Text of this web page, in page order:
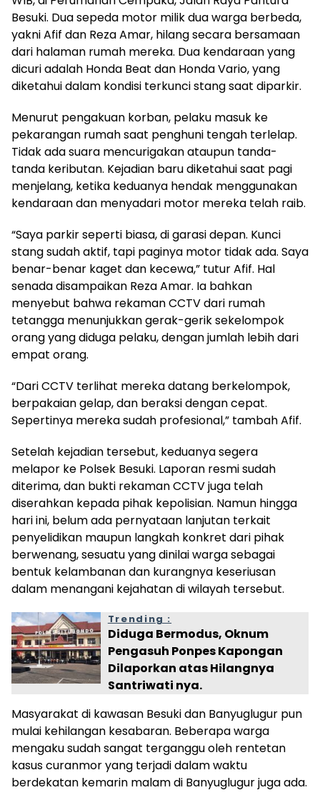
Besuki. Dua sepeda motor milik dua warga berbeda,
yakni Afif dan Reza Amar, hilang secara bersamaan
dari halaman rumah mereka. Dua kendaraan yang
dicuri adalah Honda Beat dan Honda Vario, yang
diketahui dalam kondisi terkunci stang saat diparkir.
Menurut pengakuan korban, pelaku masuk ke
pekarangan rumah saat penghuni tengah terlelap.
Tidak ada suara mencurigakan ataupun tanda-
tanda keributan. Kejadian baru diketahui saat pagi
menjelang, ketika keduanya hendak menggunakan
kendaraan dan menyadari motor mereka telah raib.
“Saya parkir seperti biasa, di garasi depan. Kunci
stang sudah aktif, tapi paginya motor tidak ada. Saya
benar-benar kaget dan kecewa,” tutur Afif. Hal
senada disampaikan Reza Amar. Ia bahkan
menyebut bahwa rekaman CCTV dari rumah
tetangga menunjukkan gerak-gerik sekelompok
orang yang diduga pelaku, dengan jumlah lebih dari
empat orang.
“Dari CCTV terlihat mereka datang berkelompok,
berpakaian gelap, dan beraksi dengan cepat.
Sepertinya mereka sudah profesional,” tambah Afif.
Setelah kejadian tersebut, keduanya segera
melapor ke Polsek Besuki. Laporan resmi sudah
diterima, dan bukti rekaman CCTV juga telah
diserahkan kepada pihak kepolisian. Namun hingga
hari ini, belum ada pernyataan lanjutan terkait
penyelidikan maupun langkah konkret dari pihak
berwenang, sesuatu yang dinilai warga sebagai
bentuk kelambanan dan kurangnya keseriusan
dalam menangani kejahatan di wilayah tersebut.
Trending :
Diduga Bermodus, Oknum
Pengasuh Ponpes Kapongan
Dilaporkan atas Hilangnya
Santriwati nya.
Masyarakat di kawasan Besuki dan Banyuglugur pun
mulai kehilangan kesabaran. Beberapa warga
mengaku sudah sangat terganggu oleh rentetan
kasus curanmor yang terjadi dalam waktu
berdekatan kemarin malam di Banyuglugur juga ada.